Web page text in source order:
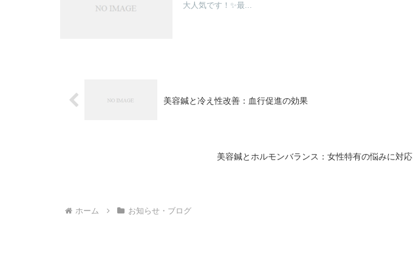
大人気です！✨最...
美容鍼と冷え性改善：血行促進の効果
美容鍼とホルモンバランス：女性特有の悩みに対応
ホーム お知らせ・ブログ